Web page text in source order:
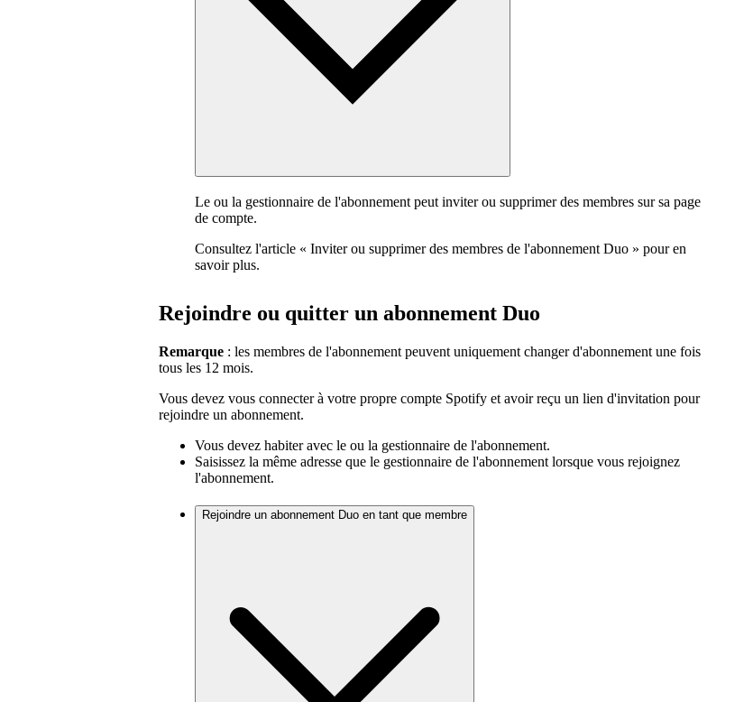
Le ou la gestionnaire de l'abonnement peut inviter ou supprimer des membres sur sa page
de compte.
Consultez l'article « Inviter ou supprimer des membres de l'abonnement Duo » pour en
savoir plus.
Rejoindre ou quitter un abonnement Duo
Remarque : les membres de l'abonnement peuvent uniquement changer d'abonnement une fois
tous les 12 mois.
Vous devez vous connecter à votre propre compte Spotify et avoir reçu un lien d'invitation pour
rejoindre un abonnement.
Vous devez habiter avec le ou la gestionnaire de l'abonnement.
Saisissez la même adresse que le gestionnaire de l'abonnement lorsque vous rejoignez
l'abonnement.
Rejoindre un abonnement Duo en tant que membre